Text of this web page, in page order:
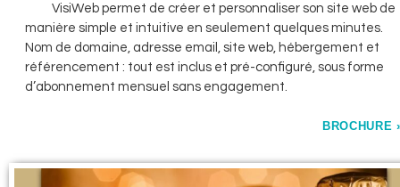
VisiWeb permet de créer et personnaliser son site web de
manière simple et intuitive en seulement quelques minutes.
Nom de domaine, adresse email, site web, hébergement et
référencement : tout est inclus et pré-configuré, sous forme
d’abonnement mensuel sans engagement.
BROCHURE